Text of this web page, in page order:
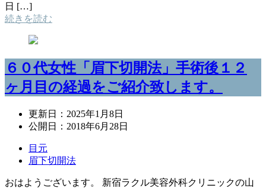
日 […]
続きを読む
６０代女性「眉下切開法」手術後１２
ヶ月目の経過をご紹介致します。
更新日： 2025年1月8日
公開日： 2018年6月28日
目元
眉下切開法
おはようございます。 新宿ラクル美容外科クリニックの山